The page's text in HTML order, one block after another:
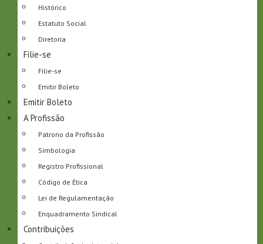
Histórico
Estatuto Social
Diretoria
Filie-se
Filie-se
Emitir Boleto
Emitir Boleto
A Profissão
Patrono da Profissão
Simbologia
Registro Profissional
Código de Ética
Lei de Regulamentação
Enquadramento Sindical
Contribuições